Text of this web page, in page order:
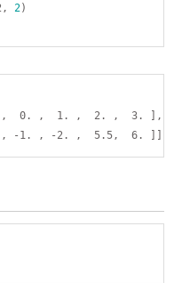
2
,  0. ,  1. ,  2. ,  3. ],